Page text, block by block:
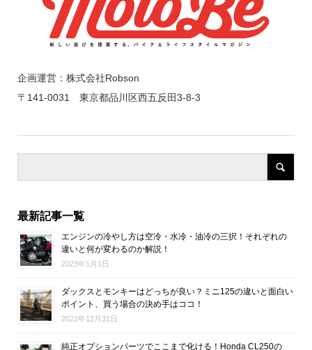
企画運営：株式会社Robson
〒141-0031 東京都品川区西五反田3-8-3
最新記事一覧
エンジンの冷やし方は空冷・水冷・油冷の三択！それぞれの
違いと何が変わるのか解説！
2023年1月1日
ダックスとモンキーはどっちが良い？ミニ125の違いと面白い
ポイント、買う場合の決め手はココ！
2022年12月31日
純正オプションパーツでここまで化ける！Honda CL250の